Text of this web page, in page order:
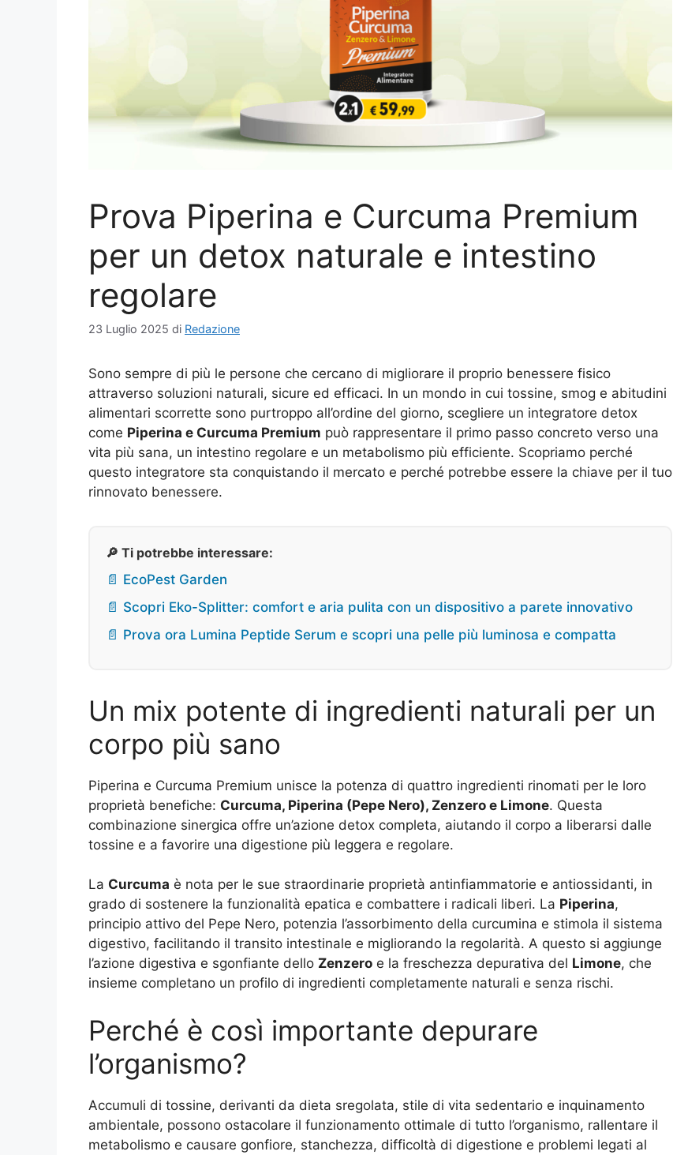
Prova Piperina e Curcuma Premium
per un detox naturale e intestino
regolare
23 Luglio 2025 di Redazione
Sono sempre di più le persone che cercano di migliorare il proprio benessere fisico
attraverso soluzioni naturali, sicure ed efficaci. In un mondo in cui tossine, smog e abitudini
alimentari scorrette sono purtroppo all’ordine del giorno, scegliere un integratore detox
come Piperina e Curcuma Premium può rappresentare il primo passo concreto verso una
vita più sana, un intestino regolare e un metabolismo più efficiente. Scopriamo perché
questo integratore sta conquistando il mercato e perché potrebbe essere la chiave per il tuo
rinnovato benessere.
🔎 Ti potrebbe interessare:
📄 EcoPest Garden
📄 Scopri Eko-Splitter: comfort e aria pulita con un dispositivo a parete innovativo
📄 Prova ora Lumina Peptide Serum e scopri una pelle più luminosa e compatta
Un mix potente di ingredienti naturali per un
corpo più sano
Piperina e Curcuma Premium unisce la potenza di quattro ingredienti rinomati per le loro
proprietà benefiche: Curcuma, Piperina (Pepe Nero), Zenzero e Limone. Questa
combinazione sinergica offre un’azione detox completa, aiutando il corpo a liberarsi dalle
tossine e a favorire una digestione più leggera e regolare.
La Curcuma è nota per le sue straordinarie proprietà antinfiammatorie e antiossidanti, in
grado di sostenere la funzionalità epatica e combattere i radicali liberi. La Piperina,
principio attivo del Pepe Nero, potenzia l’assorbimento della curcumina e stimola il sistema
digestivo, facilitando il transito intestinale e migliorando la regolarità. A questo si aggiunge
l’azione digestiva e sgonfiante dello Zenzero e la freschezza depurativa del Limone, che
insieme completano un profilo di ingredienti completamente naturali e senza rischi.
Perché è così importante depurare
l’organismo?
Accumuli di tossine, derivanti da dieta sregolata, stile di vita sedentario e inquinamento
ambientale, possono ostacolare il funzionamento ottimale di tutto l’organismo, rallentare il
metabolismo e causare gonfiore, stanchezza, difficoltà di digestione e problemi legati al